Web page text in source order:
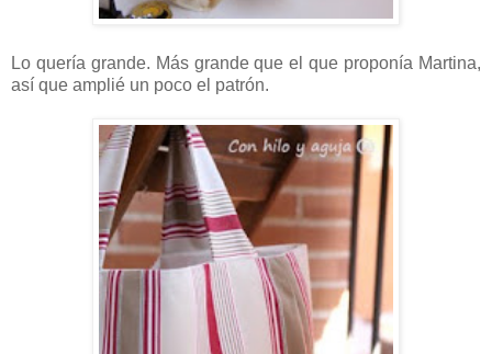
Lo quería grande. Más grande que el que proponía Martina,
así que amplié un poco el patrón.